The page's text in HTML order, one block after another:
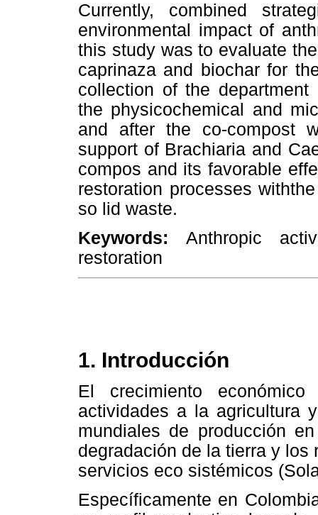
Currently, combined
environmental impact of
this study was to evaluate
caprinaza and biochar for
collection of the
the physicochemical and
and after the co-compost
support of Brachiaria and
compos and its favorable
restoration processes
so lid waste.
Keywords: Anthropic
restoration
1. Introducción
El crecimiento
actividades a la agricultura
mundiales de producción
degradación de la tierra y
servicios eco sistémicos
Específicamente en